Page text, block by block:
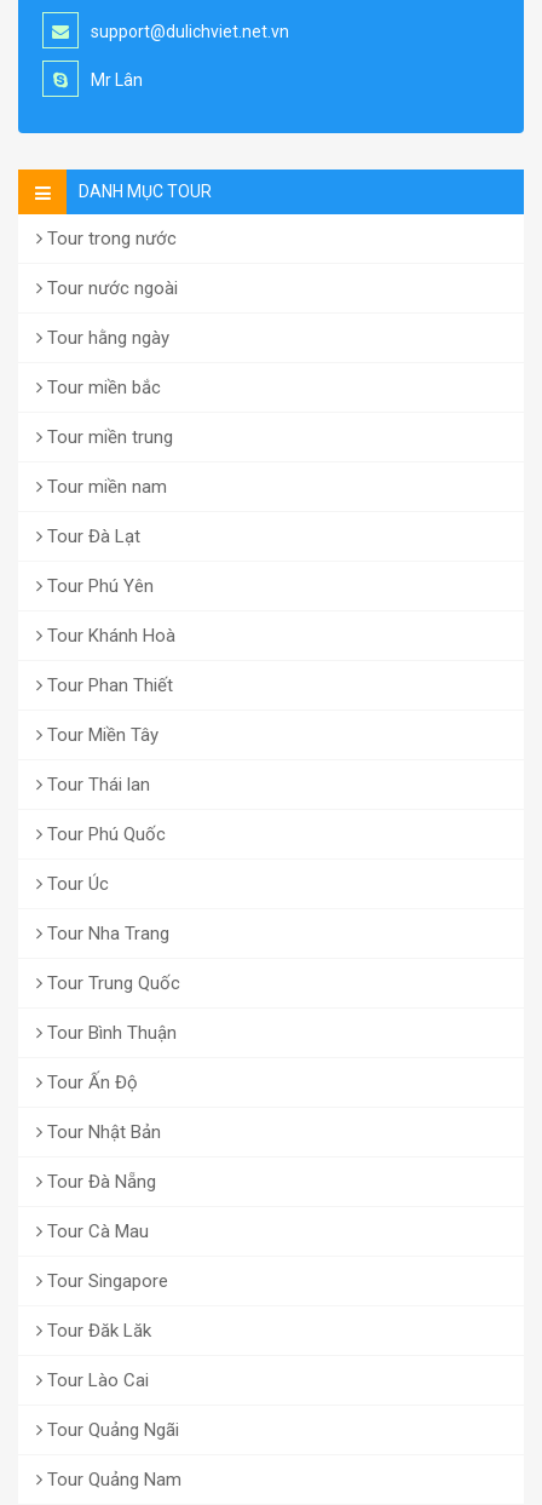
support@dulichviet.net.vn
Mr Lân
DANH MỤC TOUR
Tour trong nước
Tour nước ngoài
Tour hằng ngày
Tour miền bắc
Tour miền trung
Tour miền nam
Tour Đà Lạt
Tour Phú Yên
Tour Khánh Hoà
Tour Phan Thiết
Tour Miền Tây
Tour Thái lan
Tour Phú Quốc
Tour Úc
Tour Nha Trang
Tour Trung Quốc
Tour Bình Thuận
Tour Ấn Độ
Tour Nhật Bản
Tour Đà Nẵng
Tour Cà Mau
Tour Singapore
Tour Đăk Lăk
Tour Lào Cai
Tour Quảng Ngãi
Tour Quảng Nam